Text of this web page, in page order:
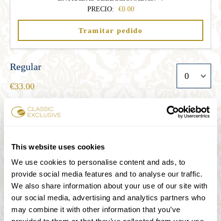
This website uses cookies
We use cookies to personalise content and ads, to
provide social media features and to analyse our traffic.
We also share information about your use of our site with
our social media, advertising and analytics partners who
may combine it with other information that you’ve
PRECIO:
0.00
Tramitar pedido
Regular
33.00
Senior
27.00